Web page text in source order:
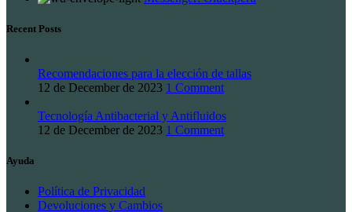
Recent Posts
Recomendaciones para la elección de tallas
12 de December de 2023 1 Comment
Tecnología Antibacterial y Antifluidos
12 de December de 2023 1 Comment
Ayuda
Política de Privacidad
Devoluciones y Cambios